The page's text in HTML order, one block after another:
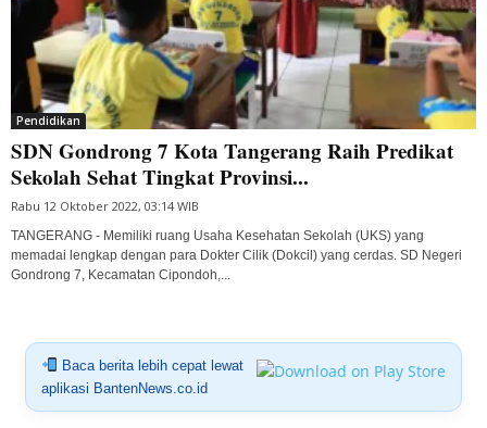
Pendidikan
SDN Gondrong 7 Kota Tangerang Raih Predikat
Sekolah Sehat Tingkat Provinsi...
Rabu 12 Oktober 2022, 03:14 WIB
TANGERANG - Memiliki ruang Usaha Kesehatan Sekolah (UKS) yang
memadai lengkap dengan para Dokter Cilik (Dokcil) yang cerdas. SD Negeri
Gondrong 7, Kecamatan Cipondoh,...
Baca berita lebih cepat lewat
aplikasi BantenNews.co.id